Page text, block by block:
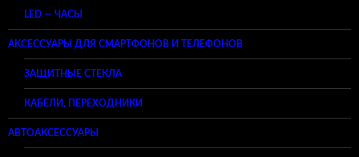
LED — ЧАСЫ
АКСЕССУАРЫ ДЛЯ СМАРТФОНОВ И ТЕЛЕФОНОВ
ЗАЩИТНЫЕ СТЕКЛА
КАБЕЛИ, ПЕРЕХОДНИКИ
АВТОАКСЕССУАРЫ